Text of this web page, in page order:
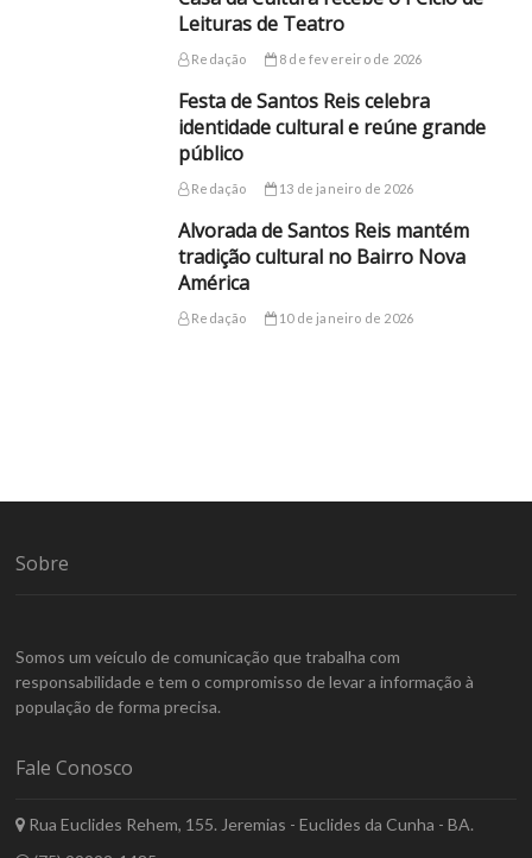
Leituras de Teatro
Redação 8 de fevereiro de 2026
Festa de Santos Reis celebra
identidade cultural e reúne grande
público
Redação 13 de janeiro de 2026
Alvorada de Santos Reis mantém
tradição cultural no Bairro Nova
América
Redação 10 de janeiro de 2026
Sobre
Somos um veículo de comunicação que trabalha com
responsabilidade e tem o compromisso de levar a informação à
população de forma precisa.
Fale Conosco
Rua Euclides Rehem, 155. Jeremias - Euclides da Cunha - BA.